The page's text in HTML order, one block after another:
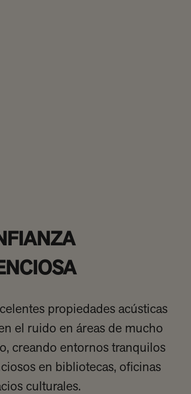
propiedades acústicas
el ruido en áreas de mucho
creando entornos tranquilos
en bibliotecas, oficinas
culturales.